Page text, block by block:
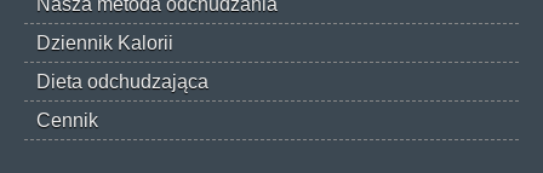
Dziennik Kalorii
Dieta odchudzająca
Cennik